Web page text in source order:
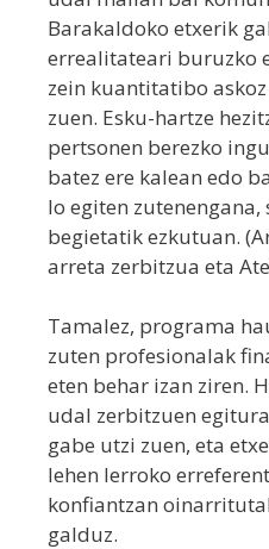
Barakaldoko etxerik
errealitateari buruzko
zein kuantitatibo
zuen. Esku-hartze
pertsonen berezko
batez ere kalean edo
lo egiten
begietatik ezkutuan.
arreta zerbitzua eta
Tamalez, programa
zuten profesionalak
eten behar izan ziren.
udal zerbitzuen
gabe utzi zuen, eta
lehen lerroko
konfiantzan
galduz.